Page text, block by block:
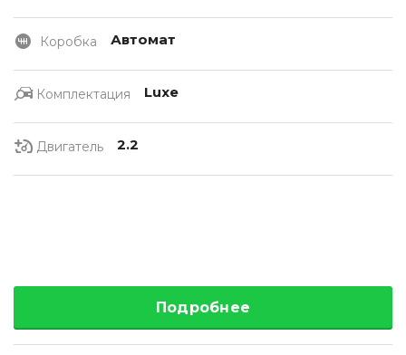
Коробка Автомат
Комплектация Luxe
Двигатель 2.2
Подробнее